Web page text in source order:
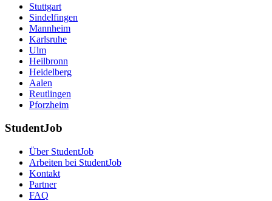
Stuttgart
Sindelfingen
Mannheim
Karlsruhe
Ulm
Heilbronn
Heidelberg
Aalen
Reutlingen
Pforzheim
StudentJob
Über StudentJob
Arbeiten bei StudentJob
Kontakt
Partner
FAQ